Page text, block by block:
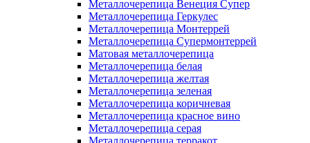
Металлочерепица Венеция Супер
Металлочерепица Геркулес
Металлочерепица Монтеррей
Металлочерепица Супермонтеррей
Матовая металлочерепица
Металлочерепица белая
Металлочерепица желтая
Металлочерепица зеленая
Металлочерепица коричневая
Металлочерепица красное вино
Металлочерепица серая
Металлочерепица терракот